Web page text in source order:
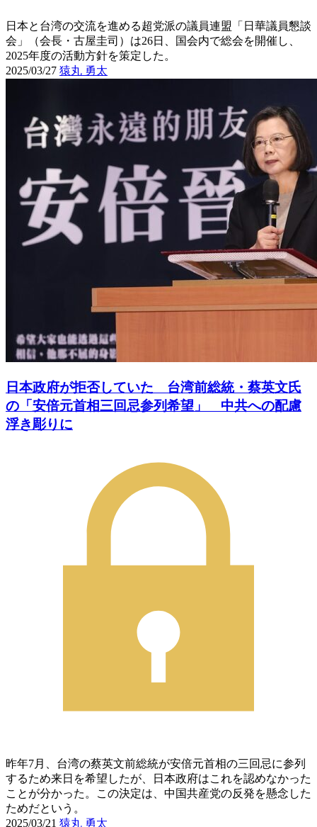
日本と台湾の交流を進める超党派の議員連盟「日華議員懇談
会」（会長・古屋圭司）は26日、国会内で総会を開催し、
2025年度の活動方針を策定した。
2025/03/27 猿丸 勇太
日本政府が拒否していた 台湾前総統・蔡英文氏
の「安倍元首相三回忌参列希望」 中共への配慮
浮き彫りに
昨年7月、台湾の蔡英文前総統が安倍元首相の三回忌に参列
するため来日を希望したが、日本政府はこれを認めなかった
ことが分かった。この決定は、中国共産党の反発を懸念した
ためだという。
2025/03/21 猿丸 勇太